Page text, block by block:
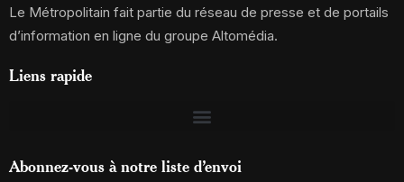
Le Métropolitain fait partie du réseau de presse et de portails
d’information en ligne du groupe Altomédia.
Liens rapide
Abonnez-vous à notre liste d’envoi